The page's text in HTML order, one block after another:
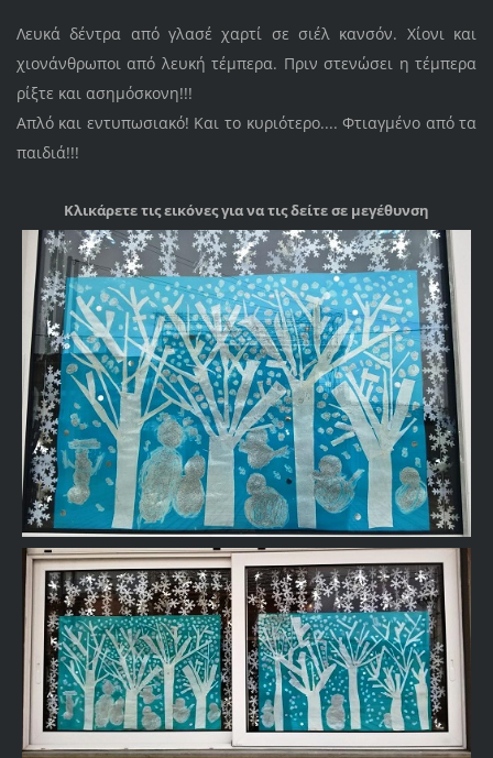
Λευκά δέντρα από γλασέ χαρτί σε σιέλ κανσόν. Χίονι και
χιονάνθρωποι από λευκή τέμπερα. Πριν στενώσει η τέμπερα
ρίξτε και ασημόσκονη!!!
Απλό και εντυπωσιακό! Και το κυριότερο.... Φτιαγμένο από τα
παιδιά!!!
Κλικάρετε τις εικόνες για να τις δείτε σε μεγέθυνση